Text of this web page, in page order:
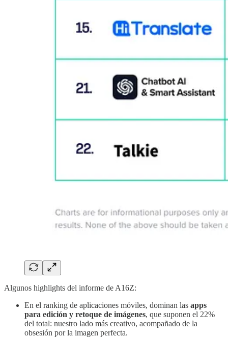
Algunos highlights del informe de A16Z:
En el ranking de aplicaciones móviles, dominan las apps
para edición y retoque de imágenes, que suponen el 22%
del total: nuestro lado más creativo, acompañado de la
obsesión por la imagen perfecta.